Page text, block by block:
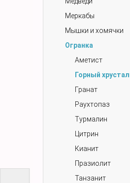
Меркабы
Мышки и хомячки
Огранка
Аметист
Горный
Гранат
Раухтопаз
Турмалин
Цитрин
Кианит
Празиолит
Танзанит